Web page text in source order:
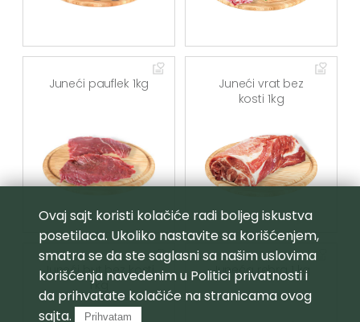
Juneći pauflek 1kg
Juneći vrat bez
kosti 1kg
Juneći but bez kosti
1 kg
Juneća rebra 1 kg
Ovaj sajt koristi kolačiće radi boljeg iskustva
posetilaca. Ukoliko nastavite sa korišćenjem,
smatra se da ste saglasni sa našim uslovima
korišćenja navedenim u Politici privatnostii
da prihvatate kolačiće na stranicama ovog
sajta.
Prihvatam